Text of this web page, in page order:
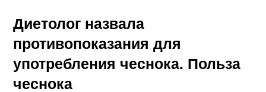
Диетолог назвала
противопоказания для
употребления чеснока. Польза
чеснока